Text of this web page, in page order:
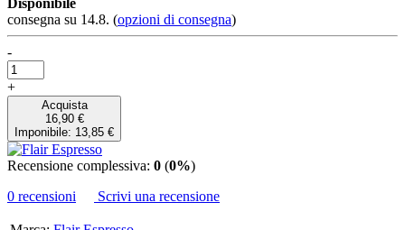
consegna su 14.8. (opzioni di consegna)
-
+
Acquista
16,90 €
Imponibile: 13,85 €
Recensione complessiva: 0 (0%)
0 recensioni
Scrivi una recensione